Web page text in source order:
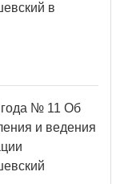
в
года № 11 Об
и ведения